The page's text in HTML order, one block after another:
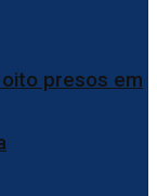
presos em